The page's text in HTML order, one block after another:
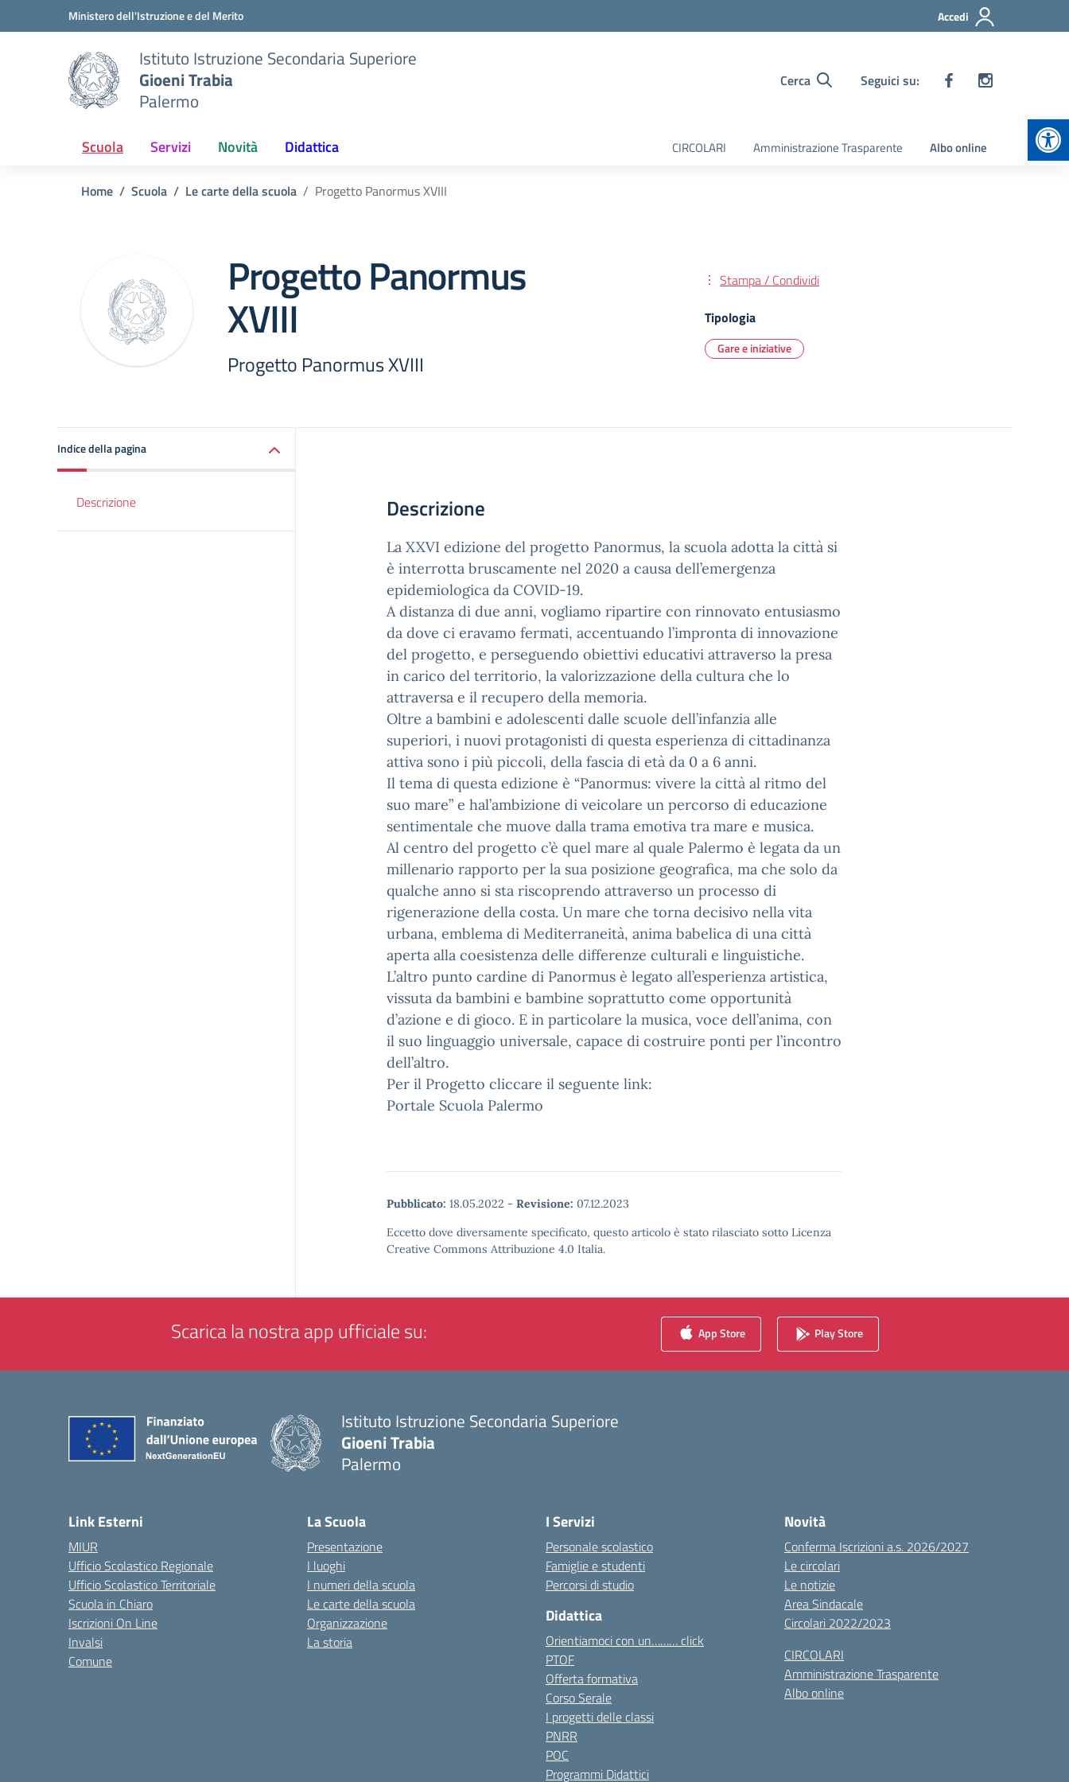
Vai ai contenuti
Vai al menu di navigazioneMinistero dell'Istruzione e del Merito Accedi
Istituto Istruzione Secondaria Superiore
Gioeni Trabia
Palermo
Cerca Seguici su:
Scuola Servizi Novità Didattica CIRCOLARI Amministrazione Trasparente Albo online
Home Scuola Le carte della scuola Progetto Panormus XVIII
Progetto Panormus
XVIII
Progetto Panormus XVIII
Stampa / Condividi
Tipologia
Gare e iniziative
Indice della pagina
Descrizione Descrizione
La XXVI edizione del progetto Panormus, la scuola adotta la città si
è interrotta bruscamente nel 2020 a causa dell’emergenza
epidemiologica da COVID-19.
A distanza di due anni, vogliamo ripartire con rinnovato entusiasmo
da dove ci eravamo fermati, accentuando l’impronta di innovazione
del progetto, e perseguendo obiettivi educativi attraverso la presa
in carico del territorio, la valorizzazione della cultura che lo
attraversa e il recupero della memoria.
Oltre a bambini e adolescenti dalle scuole dell’infanzia alle
superiori, i nuovi protagonisti di questa esperienza di cittadinanza
attiva sono i più piccoli, della fascia di età da 0 a 6 anni.
Il tema di questa edizione è “Panormus: vivere la città al ritmo del
suo mare” e hal’ambizione di veicolare un percorso di educazione
sentimentale che muove dalla trama emotiva tra mare e musica.
Al centro del progetto c’è quel mare al quale Palermo è legata da un
millenario rapporto per la sua posizione geografica, ma che solo da
qualche anno si sta riscoprendo attraverso un processo di
rigenerazione della costa. Un mare che torna decisivo nella vita
urbana, emblema di Mediterraneità, anima babelica di una città
aperta alla coesistenza delle differenze culturali e linguistiche.
L’altro punto cardine di Panormus è legato all’esperienza artistica,
vissuta da bambini e bambine soprattutto come opportunità
d’azione e di gioco. E in particolare la musica, voce dell’anima, con
il suo linguaggio universale, capace di costruire ponti per l’incontro
dell’altro.
Per il Progetto cliccare il seguente link:
Portale Scuola Palermo
Pubblicato: 18.05.2022 - Revisione: 07.12.2023
Eccetto dove diversamente specificato, questo articolo è stato rilasciato sotto Licenza
Creative Commons Attribuzione 4.0 Italia.
Scarica la nostra app ufficiale su: App Store Play Store
Istituto Istruzione Secondaria Superiore
Gioeni Trabia
Palermo
Link Esterni
MIUR
Ufficio Scolastico Regionale
Ufficio Scolastico Territoriale
Scuola in Chiaro
Iscrizioni On Line
Invalsi
Comune
La Scuola
Presentazione
I luoghi
I numeri della scuola
Le carte della scuola
Organizzazione
La storia
I Servizi
Personale scolastico
Famiglie e studenti
Percorsi di studio
Didattica
Orientiamoci con un……… click
PTOF
Offerta formativa
Corso Serale
I progetti delle classi
PNRR
POC
Programmi Didattici
Novità
Conferma Iscrizioni a.s. 2026/2027
Le circolari
Le notizie
Area Sindacale
Circolari 2022/2023
CIRCOLARI
Amministrazione Trasparente
Albo online